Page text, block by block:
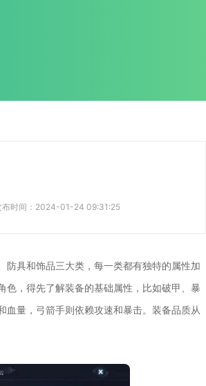
时间： 2024-01-24 09:31:25
具和饰品三大类，每一类都有独特的属性加
色，得先了解装备的基础属性，比如破甲、暴
量，弓箭手则依赖攻速和暴击。装备品质从